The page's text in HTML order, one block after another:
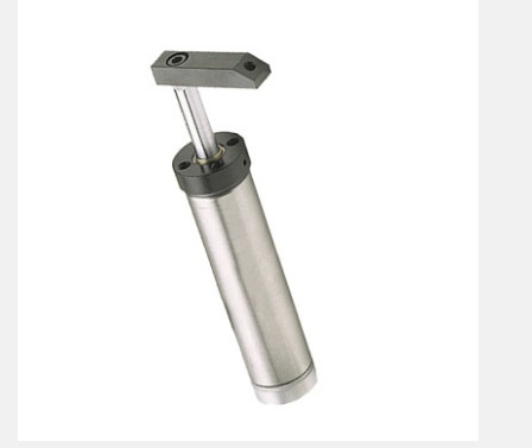
Joints tournants
CONTRÔLE DES FLUIDES
Auxiliaires de ligne
Auxiliaires de raccordement
Électrovannes tous fluides